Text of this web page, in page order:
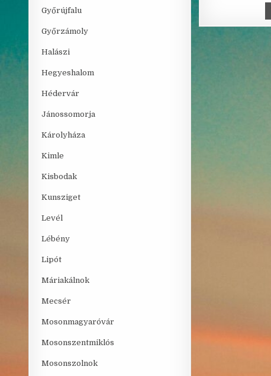
Győrújfalu
Győrzámoly
Halászi
Hegyeshalom
Hédervár
Jánossomorja
Károlyháza
Kimle
Kisbodak
Kunsziget
Levél
Lébény
Lipót
Máriakálnok
Mecsér
Mosonmagyaróvár
Mosonszentmiklós
Mosonszolnok